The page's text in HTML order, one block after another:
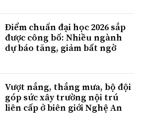
Điểm chuẩn đại học 2026 sắp
được công bố: Nhiều ngành
dự báo tăng, giảm bất ngờ
Vượt nắng, thắng mưa, bộ đội
góp sức xây trường nội trú
liên cấp ở biên giới Nghệ An